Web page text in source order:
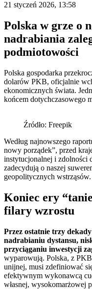
21 styczeń 2026, 13:58
Polska w grze o
nadrabiania
podmiotowości
Polska gospodarka
dolarów PKB, oficjalnie
ekonomicznych świata.
końcem dotychczasowego
Źródło: Freepik
Według najnowszego
nowy porządek”, przed
instytucjonalnej i zdolności
zadecydują o naszej
geopolitycznych wstrząsów.
Koniec ery
filary wzrostu
Przez ostatnie trzy
nadrabianiu dystansu,
przyciąganiu inwestycji
wyparowują. Polska, z
unijnej, musi zdefiniować
efektywnym wykonawcą
własnej, wysokomarżowej